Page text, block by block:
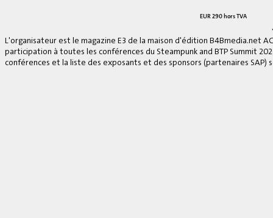
EUR 290 hors TVA
L'organisateur est le magazine E3 de la maison d'édition B4Bmedia.net
participation à toutes les conférences du Steampunk and BTP Summit
conférences et la liste des exposants et des sponsors (partenaires